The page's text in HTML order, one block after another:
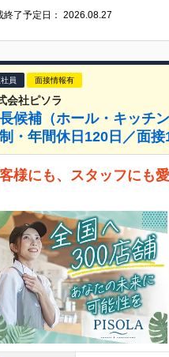
終了予定日：2026.08.27
員 面接情報有
会社ピソラ
候補（ホール・キッチ
・年間休日120日／面接
様にも、スタッフにも